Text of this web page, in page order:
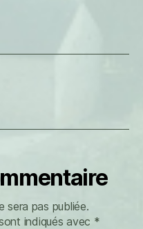
sera pas publiée.
indiqués avec *